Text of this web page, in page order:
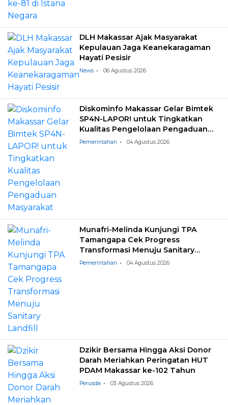
DLH Makassar Ajak Masyarakat
Kepulauan Jaga Keanekaragaman
Hayati Pesisir
News 06 Agustus 2026
Diskominfo Makassar Gelar Bimtek
SP4N-LAPOR! untuk Tingkatkan
Kualitas Pengelolaan Pengaduan
Masyarakat
Pemerintahan 04 Agustus 2026
Munafri-Melinda Kunjungi TPA
Tamangapa Cek Progress
Transformasi Menuju Sanitary
Landfill
Pemerintahan 04 Agustus 2026
Dzikir Bersama Hingga Aksi Donor
Darah Meriahkan Peringatan HUT
PDAM Makassar ke-102 Tahun
Perusda 03 Agustus 2026